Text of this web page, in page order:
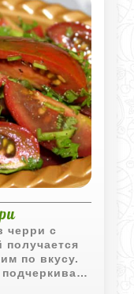
черри с
по вкусу.
зелени.